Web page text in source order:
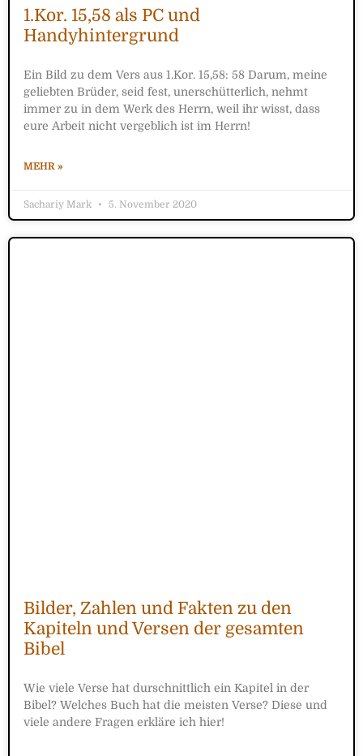
1.Kor. 15,58 als PC und
Handyhintergrund
Ein Bild zu dem Vers aus 1.Kor. 15,58: 58 Darum, meine
geliebten Brüder, seid fest, unerschütterlich, nehmt
immer zu in dem Werk des Herrn, weil ihr wisst, dass
eure Arbeit nicht vergeblich ist im Herrn!
MEHR »
Sachariy Mark 5. November 2020
Bilder, Zahlen und Fakten zu den
Kapiteln und Versen der gesamten
Bibel
Wie viele Verse hat durschnittlich ein Kapitel in der
Bibel? Welches Buch hat die meisten Verse? Diese und
viele andere Fragen erkläre ich hier!